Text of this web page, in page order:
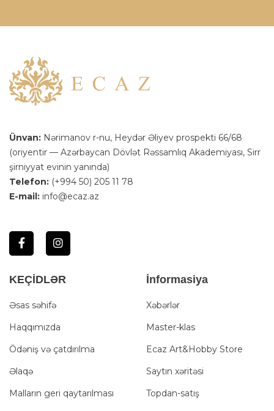
Ünvan: Nərimanov r-nu, Heydər Əliyev prospekti 66/68
(oriyentir — Azərbaycan Dövlət Rəssamlıq Akademiyası, Sirr
şirniyyat evinin yanında)
Telefon: (+994 50) 205 11 78
E-mail: info@ecaz.az
KEÇİDLƏR
Əsas səhifə
Haqqımızda
Ödəniş və çatdırılma
Əlaqə
Malların geri qaytarılması
İnformasiya
Xəbərlər
Master-klas
Ecaz Art&Hobby Store
Saytın xəritəsi
Topdan-satış